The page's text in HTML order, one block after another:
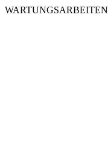
WARTUNGSARBEITEN